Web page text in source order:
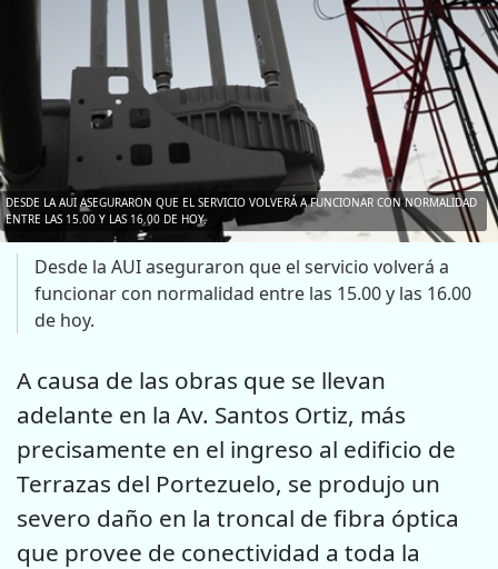
DESDE LA AUI ASEGURARON QUE EL SERVICIO VOLVERÁ A FUNCIONAR CON NORMALIDAD
ENTRE LAS 15.00 Y LAS 16.00 DE HOY.
Desde la AUI aseguraron que el servicio volverá a
funcionar con normalidad entre las 15.00 y las 16.00
de hoy.
A causa de las obras que se llevan
adelante en la Av. Santos Ortiz, más
precisamente en el ingreso al edificio de
Terrazas del Portezuelo, se produjo un
severo daño en la troncal de fibra óptica
que provee de conectividad a toda la